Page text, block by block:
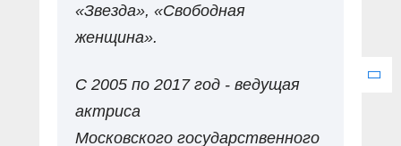
«Звезда», «Свободная
женщина».
С 2005 по 2017 год - ведущая
актриса
Московского государственного